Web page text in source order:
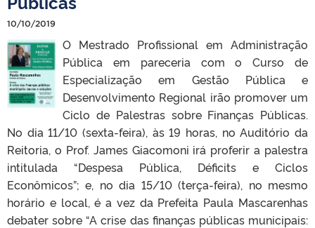
10/10/2019
O Mestrado Profissional em Administração
Pública em pareceria com o Curso de
Especialização em Gestão Pública e
Desenvolvimento Regional irão promover um
Ciclo de Palestras sobre Finanças Públicas.
No dia 11/10 (sexta-feira), às 19 horas, no Auditório da
Reitoria, o Prof. James Giacomoni irá proferir a palestra
intitulada “Despesa Pública, Déficits e Ciclos
Econômicos”; e, no dia 15/10 (terça-feira), no mesmo
horário e local, é a vez da Prefeita Paula Mascarenhas
debater sobre “A crise das finanças públicas municipais: